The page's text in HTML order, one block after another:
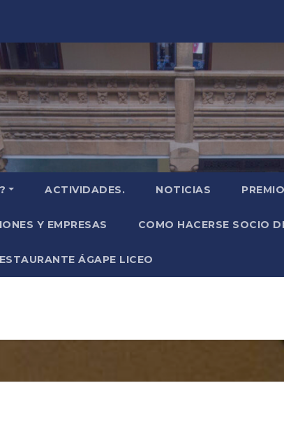
ACTIVIDADES. NOTICIAS
Y EMPRESAS COMO HACERSE SOCIO
ÁGAPE LICEO